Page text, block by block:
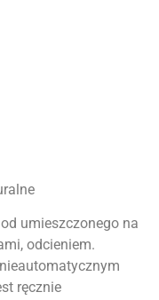
umieszczonego na
odcieniem.
ręcznie